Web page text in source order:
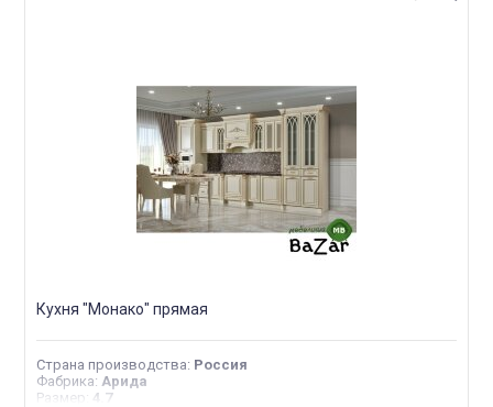
Кухня "Монако" прямая
Страна производства: Россия
Фабрика: Арида
Размер : 4.7